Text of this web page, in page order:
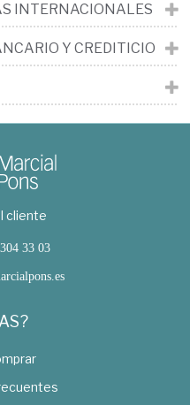
INTERNACIONALES
Y CREDITICIO
cliente
33 03